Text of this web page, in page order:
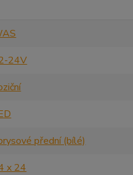
24V
přední (bílé)
x 24